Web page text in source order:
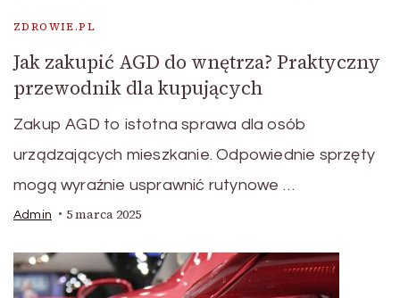
ZDROWIE.PL
Jak zakupić AGD do wnętrza? Praktyczny
przewodnik dla kupujących
Zakup AGD to istotna sprawa dla osób
urządzających mieszkanie. Odpowiednie sprzęty
mogą wyraźnie usprawnić rutynowe …
Admin 5 marca 2025